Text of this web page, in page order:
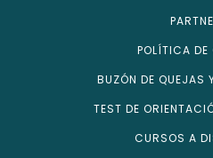
POLÍTICA DE
BUZÓN DE QUEJAS
TEST DE
CURSOS A